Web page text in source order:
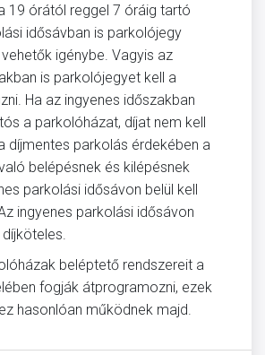
19 órától reggel 7 óráig tartó
idősávban is parkolójegy
igénybe. Vagyis az
is parkolójegyet kell a
Ha az ingyenes időszakban
a parkolóházat, díjat nem kell
díjmentes parkolás érdekében a
belépésnek és kilépésnek
parkolási idősávon belül kell
ingyenes parkolási idősávon
beléptető rendszereit a
fogják átprogramozni, ezek
hasonlóan működnek majd.